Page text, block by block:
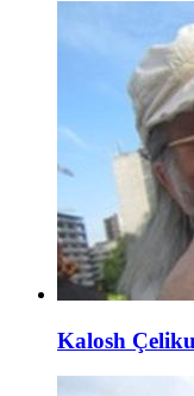
Kalosh